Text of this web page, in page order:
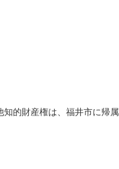
知的財産権は、福井市に帰属